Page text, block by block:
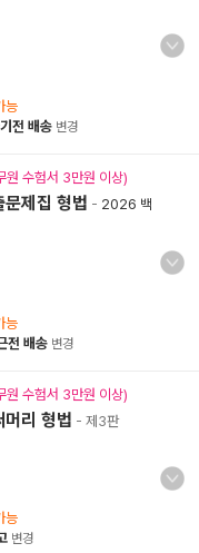
능
전 배송 변경
원 수험서 3만원 이상)
제집 형법 - 2026 백
능
전 배송 변경
원 수험서 3만원 이상)
리 형법 - 제3판
능
변경